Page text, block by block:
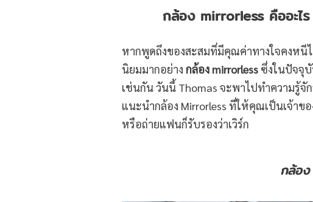
กล้อง mirrorless คืออะไร
หากพูดถึงของสะสมที่มีคุณค่าทางใจคงหนี
นิยมมากอย่าง กล้อง mirrorlessซึ่งในปัจจุบั
เช่นกัน วันนี้ Thomas จะพาไปทำความรู้จั
แนะนำกล้อง Mirrorless ที่ให้คุณเป็นเจ้า
หรือถ่ายแฟนก็รับรองว่าเวิร์ก
กล้อง